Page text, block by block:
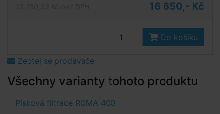
16 650,- Kč
Do košíku
Zeptej se prodavače
Všechny varianty tohoto produktu
Písková filtrace ROMA 400